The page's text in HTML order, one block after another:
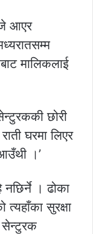
आएर
मालिकलाई
छोरी
घरमा लिएर
।’
नछिर्ने । ढोका
त्यहाँका सुरक्षा
सेन्टुरक